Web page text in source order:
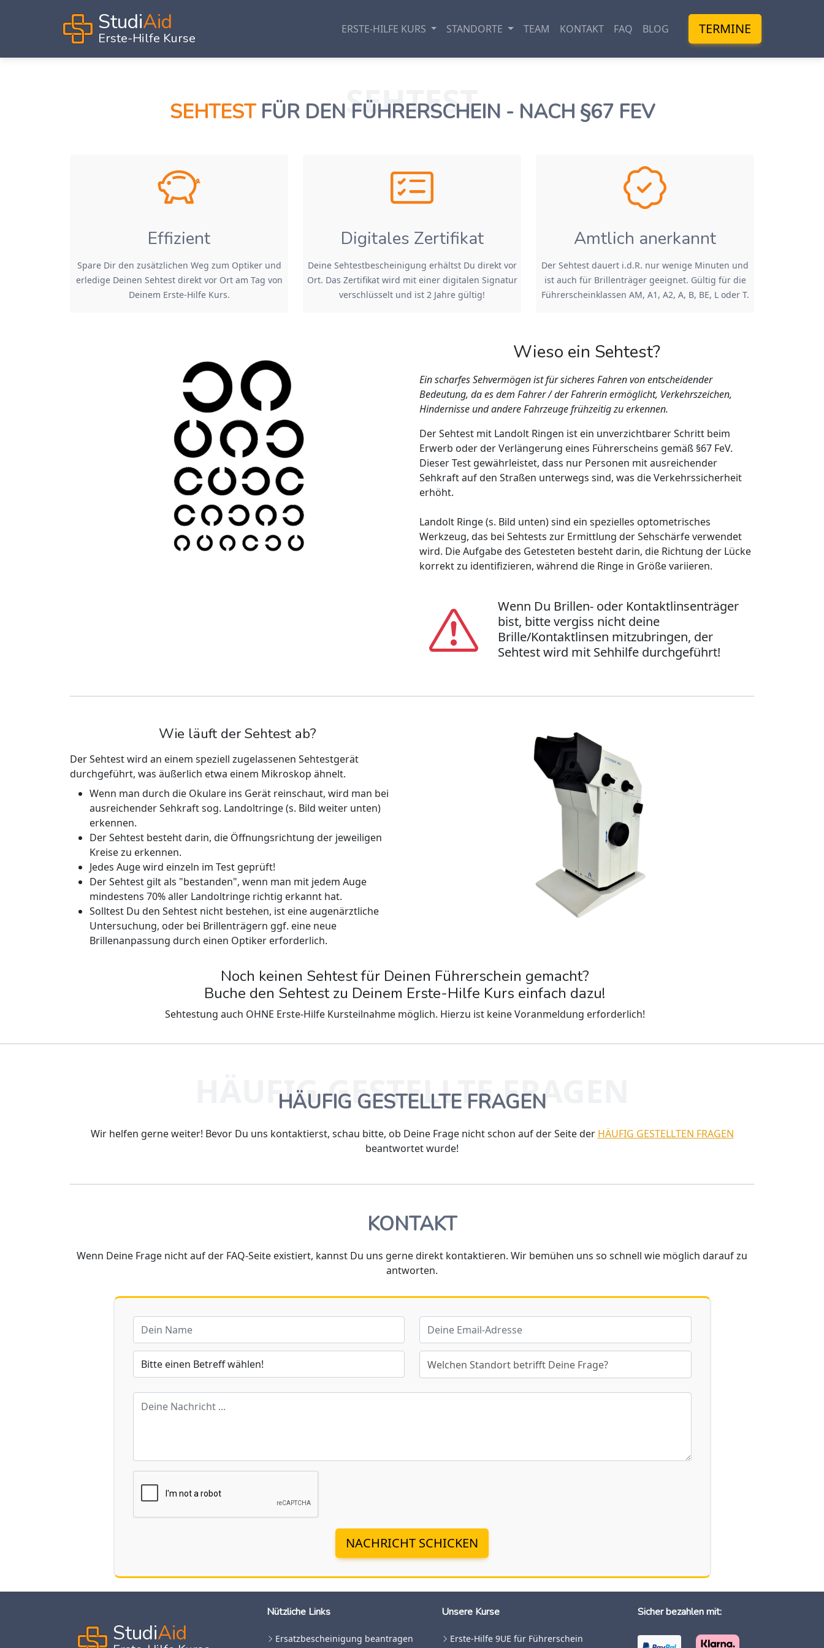
StudiAid
Erste-Hilfe Kurse
ERSTE-HILFE KURS STANDORTE TEAM KONTAKT FAQ BLOG TERMINE
SEHTEST
SEHTESTFÜR DEN FÜHRERSCHEIN - NACH §67 FEV
Effizient
Spare Dir den zusätzlichen Weg zum Optiker und
erledige Deinen Sehtest direkt vor Ort am Tag von
Deinem Erste-Hilfe Kurs.
Digitales Zertifikat
Deine Sehtestbescheinigung erhältst Du direkt vor
Ort. Das Zertifikat wird mit einer digitalen Signatur
verschlüsselt und ist 2 Jahre gültig!
Amtlich anerkannt
Der Sehtest dauert i.d.R. nur wenige Minuten und
ist auch für Brillenträger geeignet. Gültig für die
Führerscheinklassen AM, A1, A2, A, B, BE, L oder T.
Wieso ein Sehtest?
Ein scharfes Sehvermögen ist für sicheres Fahren von entscheidender
Bedeutung, da es dem Fahrer / der Fahrerin ermöglicht, Verkehrszeichen,
Hindernisse und andere Fahrzeuge frühzeitig zu erkennen.
Der Sehtest mit Landolt Ringen ist ein unverzichtbarer Schritt beim
Erwerb oder der Verlängerung eines Führerscheins gemäß §67 FeV.
Dieser Test gewährleistet, dass nur Personen mit ausreichender
Sehkraft auf den Straßen unterwegs sind, was die Verkehrssicherheit
erhöht.
Landolt Ringe (s. Bild unten) sind ein spezielles optometrisches
Werkzeug, das bei Sehtests zur Ermittlung der Sehschärfe verwendet
wird. Die Aufgabe des Getesteten besteht darin, die Richtung der Lücke
korrekt zu identifizieren, während die Ringe in Größe variieren.
Wenn Du Brillen- oder Kontaktlinsenträger
bist, bitte vergiss nicht deine
Brille/Kontaktlinsen mitzubringen, der
Sehtest wird mit Sehhilfe durchgeführt!
Wie läuft der Sehtest ab?
Der Sehtest wird an einem speziell zugelassenen Sehtestgerät
durchgeführt, was äußerlich etwa einem Mikroskop ähnelt.
Wenn man durch die Okulare ins Gerät reinschaut, wird man bei
ausreichender Sehkraft sog. Landoltringe (s. Bild weiter unten)
erkennen.
Der Sehtest besteht darin, die Öffnungsrichtung der jeweiligen
Kreise zu erkennen.
Jedes Auge wird einzeln im Test geprüft!
Der Sehtest gilt als "bestanden", wenn man mit jedem Auge
mindestens 70% aller Landoltringe richtig erkannt hat.
Solltest Du den Sehtest nicht bestehen, ist eine augenärztliche
Untersuchung, oder bei Brillenträgern ggf. eine neue
Brillenanpassung durch einen Optiker erforderlich.
Noch keinen Sehtest für Deinen Führerschein gemacht?
Buche den Sehtest zu Deinem Erste-Hilfe Kurs einfach dazu!
Sehtestung auch OHNE Erste-Hilfe Kursteilnahme möglich. Hierzu ist keine Voranmeldung erforderlich!
HÄUFIG GESTELLTE FRAGEN
HÄUFIG GESTELLTE FRAGEN
Wir helfen gerne weiter! Bevor Du uns kontaktierst, schau bitte, ob Deine Frage nicht schon auf der Seite der HÄUFIG GESTELLTEN FRAGEN
beantwortet wurde!
KONTAKT
Wenn Deine Frage nicht auf der FAQ-Seite existiert, kannst Du uns gerne direkt kontaktieren. Wir bemühen uns so schnell wie möglich darauf zu
antworten.
Welchen Standort betrifft Deine Frage?
NACHRICHT SCHICKEN
StudiAid
Nützliche Links
Ersatzbescheinigung beantragen
Unsere Kurse
Erste-Hilfe 9UE für Führerschein
Sicher bezahlen mit: